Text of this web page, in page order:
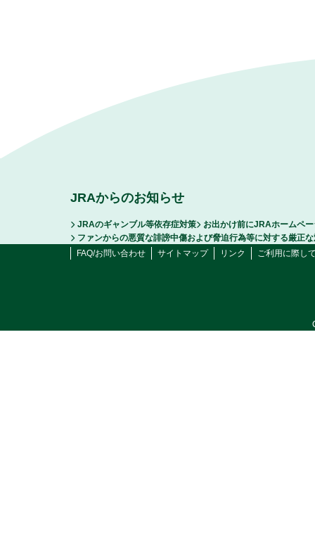
JRAからのお知らせ
JRAのギャンブル等依存症対策
お出かけ前にJRAホームペ
ファンからの悪質な誹謗中傷および脅迫行為等に対する厳正
FAQ/お問い合わせ
サイトマップ リンク ご利用に際し